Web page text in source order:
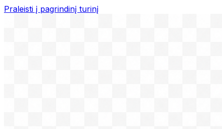
Praleisti į pagrindinį turinį